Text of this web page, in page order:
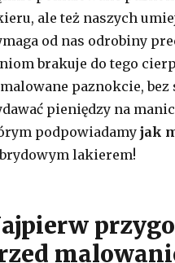
ale też naszych
od nas odrobiny
brakuje do tego
paznokcie,
pieniędzy na
podpowiadamy jak
lakierem!